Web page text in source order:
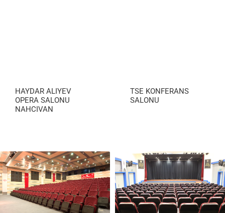
HAYDAR ALIYEV
OPERA SALONU
NAHCIVAN
TSE KONFERANS
SALONU